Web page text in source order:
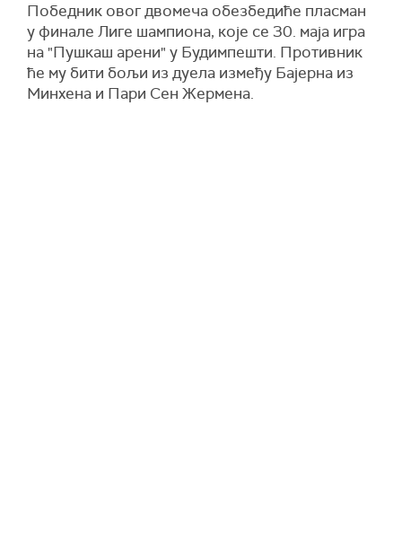
Победник овог двомеча обезбедиће пласман
у финале Лиге шампиона, које се 30. маја игра
на "Пушкаш арени" у Будимпешти. Противник
ће му бити бољи из дуела између Бајерна из
Минхена и Пари Сен Жермена.